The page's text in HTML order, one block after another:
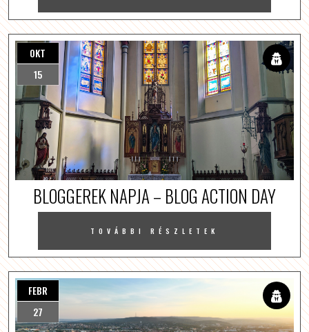
OKT
15
BLOGGEREK NAPJA – BLOG ACTION DAY
TOVÁBBI RÉSZLETEK
FEBR
27